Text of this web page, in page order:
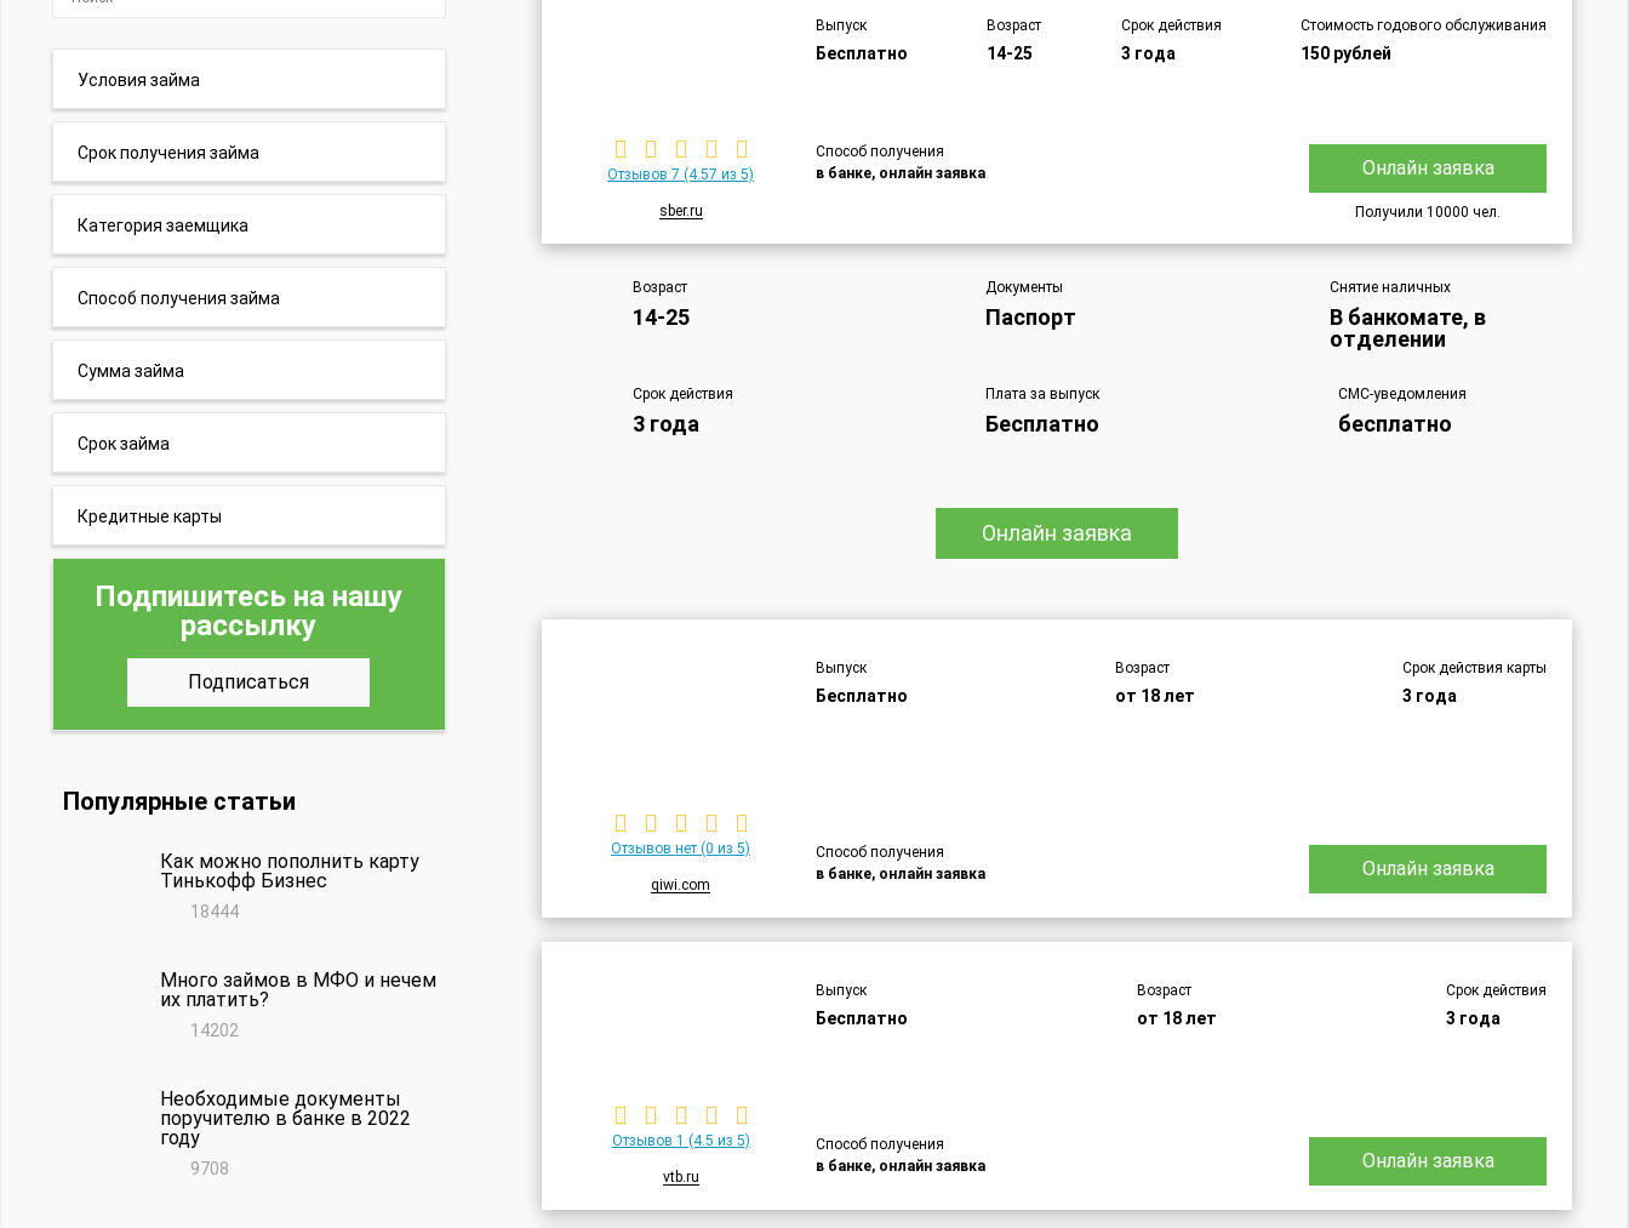
Условия займа
Срок получения займа
Категория заемщика
Способ получения займа
Сумма займа
Срок займа
Кредитные карты
Подпишитесь на нашу
рассылку
Подписаться
Популярные статьи
Как можно пополнить карту
Тинькофф Бизнес
18444
Много займов в МФО и нечем
их платить?
14202
Необходимые документы
поручителю в банке в 2022
году
9708
Отзывов 7 (4.57 из 5)
sber.ru
Выпуск
Бесплатно
Возраст
14-25
Срок действия
3 года
Стоимость годового обслуживания
150 рублей
Способ получения
в банке, онлайн заявка
Онлайн заявка
Получили 10000 чел.
Возраст
14-25
Документы
Паспорт
Снятие наличных
В банкомате, в
отделении
Срок действия
3 года
Плата за выпуск
Бесплатно
СМС-уведомления
бесплатно
Онлайн заявка
Отзывов нет (0 из 5)
qiwi.com
Выпуск
Бесплатно
Возраст
от 18 лет
Срок действия карты
3 года
Способ получения
в банке, онлайн заявка
Онлайн заявка
Отзывов 1 (4.5 из 5)
vtb.ru
Выпуск
Бесплатно
Возраст
от 18 лет
Срок действия
3 года
Способ получения
в банке, онлайн заявка
Онлайн заявка